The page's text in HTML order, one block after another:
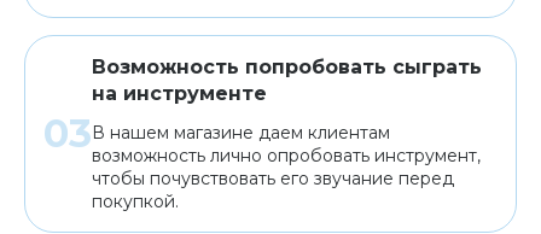
Возможность попробовать сыграть
на инструменте
В нашем магазине даем клиентам
возможность лично опробовать инструмент,
чтобы почувствовать его звучание перед
покупкой.